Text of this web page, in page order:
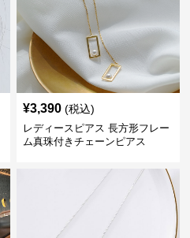
¥3,390 (税込)
レディースピアス 長方形フレー
ム真珠付きチェーンピアス